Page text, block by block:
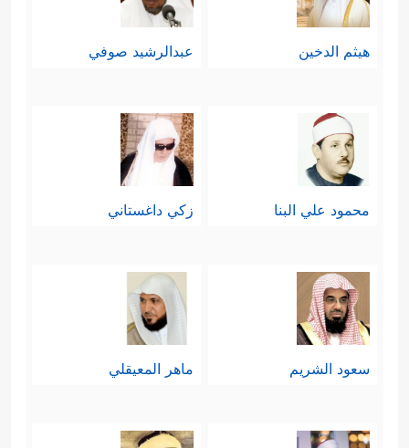
هيثم الدخين عبدالرشيد صوفي
محمود علي البنا زكي داغستاني
سعود الشريم ماهر المعيقلي